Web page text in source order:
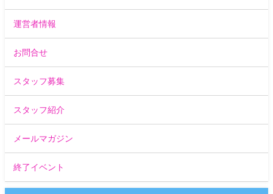
運営者情報
お問合せ
スタッフ募集
スタッフ紹介
メールマガジン
終了イベント